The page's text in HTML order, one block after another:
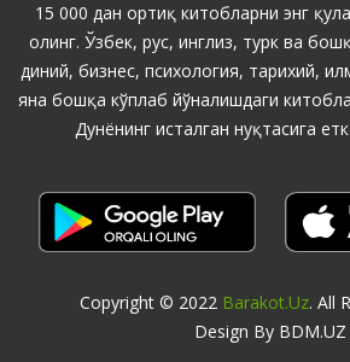
15 000 дан ортиқ китобларни энг
олинг. Ўзбек, рус, инглиз, турк ва
диний, бизнес, психология, тарихий,
яна бошқа кўплаб йўналишдаги
Дунёнинг исталган нуқтасига
Copyright © 2022 Barakot.uz. All
Design By BDM.UZ